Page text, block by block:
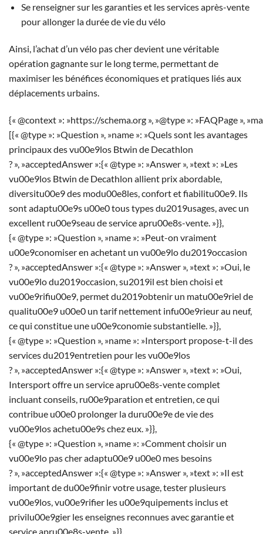
Se renseigner sur les garanties et les services après-vente
pour allonger la durée de vie du vélo
Ainsi, l’achat d’un vélo pas cher devient une véritable
opération gagnante sur le long terme, permettant de
maximiser les bénéfices économiques et pratiques liés aux
déplacements urbains.
{« @context »: »https://schema.org », »@type »: »FAQPage »,
[{« @type »: »Question », »name »: »Quels sont les avantages
principaux des vu00e9los Btwin de Decathlon
? », »acceptedAnswer »:{« @type »: »Answer », »text »: »Les
vu00e9los Btwin de Decathlon allient prix abordable,
diversitu00e9 des modu00e8les, confort et fiabilitu00e9. Ils
sont adaptu00e9s u00e0 tous types du2019usages, avec un
excellent ru00e9seau de service apru00e8s-vente. »}},
{« @type »: »Question », »name »: »Peut-on vraiment
u00e9conomiser en achetant un vu00e9lo du2019occasion
? », »acceptedAnswer »:{« @type »: »Answer », »text »: »Oui, le
vu00e9lo du2019occasion, su2019il est bien choisi et
vu00e9rifiu00e9, permet du2019obtenir un matu00e9riel de
qualitu00e9 u00e0 un tarif nettement infu00e9rieur au neuf,
ce qui constitue une u00e9conomie substantielle. »}},
{« @type »: »Question », »name »: »Intersport propose-t-il des
services du2019entretien pour les vu00e9los
? », »acceptedAnswer »:{« @type »: »Answer », »text »: »Oui,
Intersport offre un service apru00e8s-vente complet
incluant conseils, ru00e9paration et entretien, ce qui
contribue u00e0 prolonger la duru00e9e de vie des
vu00e9los achetu00e9s chez eux. »}},
{« @type »: »Question », »name »: »Comment choisir un
vu00e9lo pas cher adaptu00e9 u00e0 mes besoins
? », »acceptedAnswer »:{« @type »: »Answer », »text »: »Il est
important de du00e9finir votre usage, tester plusieurs
vu00e9los, vu00e9rifier les u00e9quipements inclus et
privilu00e9gier les enseignes reconnues avec garantie et
service apru00e8s-vente. »}},